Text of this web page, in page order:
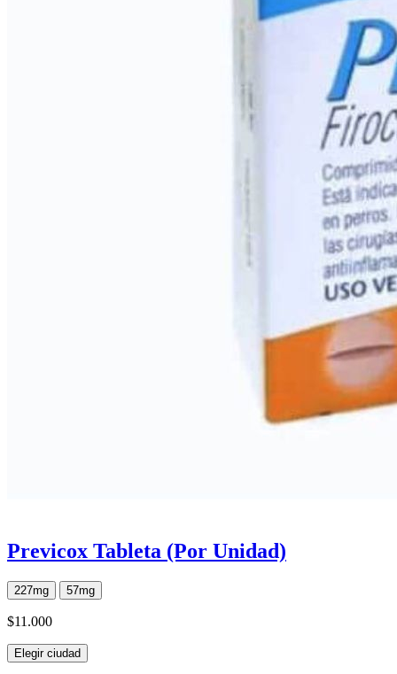
Previcox Tableta (Por Unidad)
227mg 57mg
$11.000
Elegir ciudad